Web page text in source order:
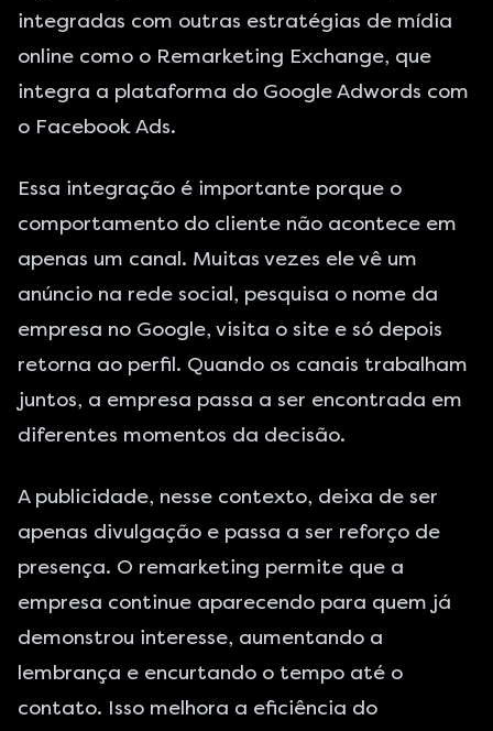
integradas com outras estratégias de mídia
online como o Remarketing Exchange, que
integra a plataforma do Google Adwords com
o Facebook Ads.
Essa integração é importante porque o
comportamento do cliente não acontece em
apenas um canal. Muitas vezes ele vê um
anúncio na rede social, pesquisa o nome da
empresa no Google, visita o site e só depois
retorna ao perfil. Quando os canais trabalham
juntos, a empresa passa a ser encontrada em
diferentes momentos da decisão.
A publicidade, nesse contexto, deixa de ser
apenas divulgação e passa a ser reforço de
presença. O remarketing permite que a
empresa continue aparecendo para quem já
demonstrou interesse, aumentando a
lembrança e encurtando o tempo até o
contato. Isso melhora a eficiência do